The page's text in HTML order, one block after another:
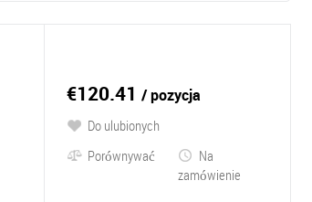
€120.41 / pozycja
Do ulubionych
Porównywać
Na
zamówienie